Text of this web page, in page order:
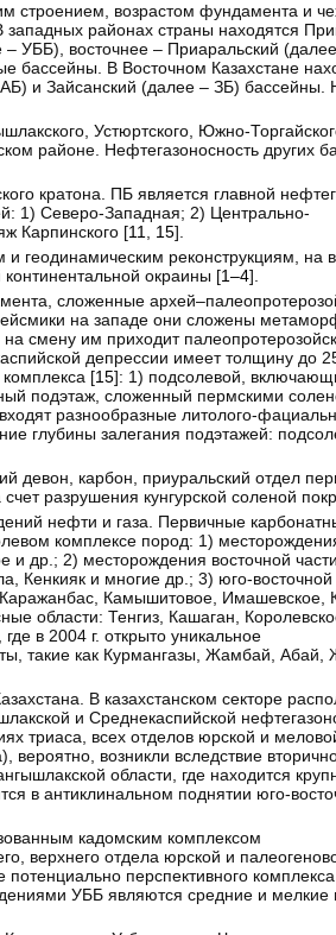
строением, возрастом фундамента и
районах страны находятся
УББ), восточнее – Приаральский
В Восточном Казахстане
и Зайсанский (далее – ЗБ) бассейны.
Устюртского, Южно-
районе. Нефтегазоносность других
кратона. ПБ является главной
1) Северо-Западная; 2) Центрально-
Карпинского [11 15].
и геодинамическим реконструкциям, на
окраины [1–4].
сложенные
на западе они сложены
смену им приходит
депрессии имеет толщину до
[15]: 1) подсолевой,
подэтаж, сложенный пермскими
разнообразные литолого-
глубины залегания подэтажей:
девон, карбон, приуральский отдел
разрушения кунгурской соленой
нефти и газа. Первичные
комплексе пород: 1)
и др.; 2) месторождения восточной
Кенкияк и многие др.; 3) юго-
Камышитовое, Имашевское,
области: Тенгиз, Кашаган,
в 2004 г. открыто уникальное
такие как Курмангазы, Жамбай,
В казахстанском секторе
и Среднекаспийской
триаса, всех отделов юрской и
возникли вследствие
области, где находится
в антиклинальном поднятии юго-
кадомским комплексом
верхнего отдела юрской и
перспективного комплекса
УББ являются средние и мелкие